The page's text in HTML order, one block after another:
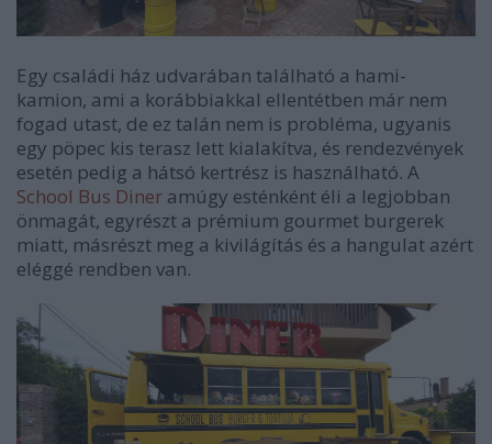
Egy családi ház udvarában található a hami-
kamion, ami a korábbiakkal ellentétben már nem
fogad utast, de ez talán nem is probléma, ugyanis
egy pöpec kis terasz lett kialakítva, és rendezvények
esetén pedig a hátsó kertrész is használható. A
School Bus Diner amúgy esténként éli a legjobban
önmagát, egyrészt a prémium gourmet burgerek
miatt, másrészt meg a kivilágítás és a hangulat azért
eléggé rendben van.